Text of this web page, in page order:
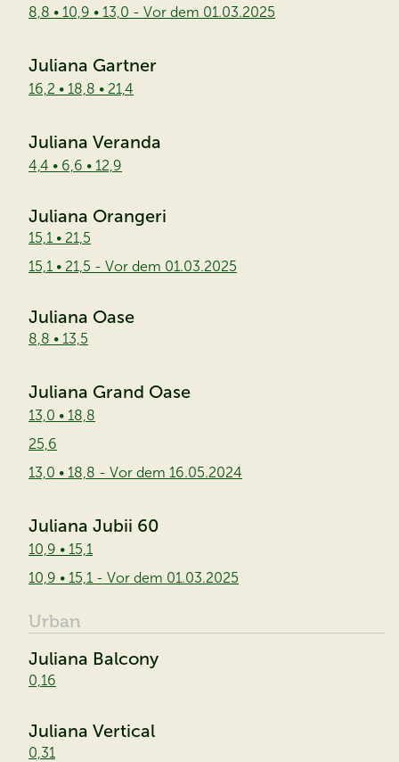
8,8 • 10,9 • 13,0 - Vor dem 01.03.2025
Juliana Gartner
16,2 • 18,8 • 21,4
Juliana Veranda
4,4 • 6,6 • 12,9
Juliana Orangeri
15,1 • 21,5
15,1 • 21,5 - Vor dem 01.03.2025
Juliana Oase
8,8 • 13,5
Juliana Grand Oase
13,0 • 18,8
25,6
13,0 • 18,8 - Vor dem 16.05.2024
Juliana Jubii 60
10,9 • 15,1
10,9 • 15,1 - Vor dem 01.03.2025
Urban
Juliana Balcony
0,16
Juliana Vertical
0,31